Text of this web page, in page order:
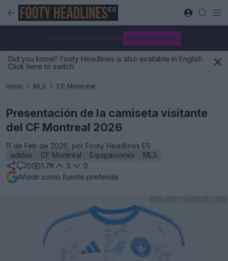
ES
Creador de kits FM Bulk Generar ahora
Did you know? Footy Headlines is also available in English.
Click here to switch.
Inicio MLS CF Montréal
Presentación de la camiseta visitante
del CF Montreal 2026
11 de Feb de 2026, por Footy Headlines ES
adidas
CF Montréal Equipaciones
MLS
0
1.7K 3
0
Añadir como fuente preferida